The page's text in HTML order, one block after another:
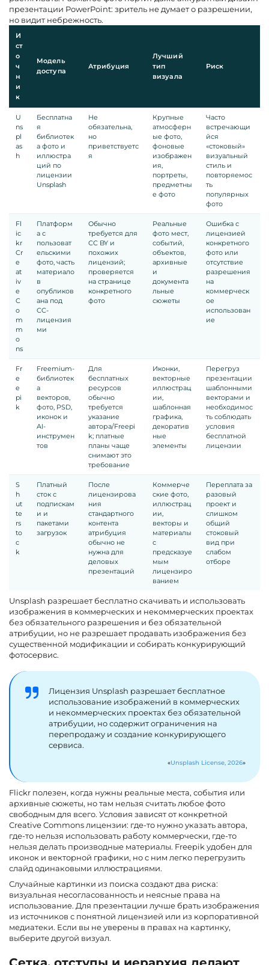
презентации PowerPoint: зритель не думает о разрешении,
но видит небрежность.
И
ст
о
ч
н
и
к
Модель
доступа
Атрибуция
Лучший
тип
визуала
Риск
U
ns
pl
as
h
Бесплатна
я
библиотек
а фото и
иллюстра
ций по
лицензии
Unsplash
Не
обязательна,
но
приветствуетс
я
Крупные
атмосферн
ые фото,
фоновые
изображен
ия,
портреты,
предметны
е фото
Часто
встречающи
йся
«стоковый»
визуальный
стиль и
повторяемос
ть
популярных
фото
Fl
ic
kr
Cr
e
at
iv
e
C
o
m
m
o
ns
Платформ
а с
пользоват
ельскими
фото, часть
материало
в
опубликов
ана под
CC-
лицензия
ми
Обычно
требуется для
CC BY и
похожих
лицензий;
проверяется
на странице
конкретного
фото
Реальные
фото мест,
событий,
объектов,
архивные
и
документа
льные
сюжеты
Ошибка с
лицензией
конкретного
фото или
отсутствие
разрешения
на
коммерческ
ое
использован
ие
Fr
e
e
pi
k
Freemium-
библиотек
а
векторов,
фото, PSD,
иконок и
AI-
инструмен
тов
Для
бесплатных
ресурсов
обычно
требуется
указание
автора/Freepi
k; платные
планы чаще
снимают это
требование
Иконки,
векторные
иллюстрац
ии,
шаблонная
графика,
декоратив
ные
элементы
Перегруз
презентации
шаблонными
векторами и
необходимос
ть соблюдать
условия
бесплатной
лицензии
S
h
ut
te
rs
to
c
k
Платный
сток с
подпискам
и и
пакетами
загрузок
После
лицензирова
ния
стандартного
контента
атрибуция
обычно не
нужна для
деловых
презентаций
Коммерче
ские фото,
иллюстрац
ии,
векторы и
материалы
с
предсказуе
мым
лицензиро
ванием
Переплата за
разовый
проект и
слишком
общий
стоковый
вид при
слабом
отборе
Unsplash разрешает бесплатно скачивать и использовать
изображения в коммерческих и некоммерческих проектах
без обязательного разрешения и без обязательной
атрибуции, но не разрешает продавать изображения без
существенной модификации и собирать конкурирующий
фотосервис.
Лицензия Unsplash разрешает бесплатное
использование изображений в коммерческих
и некоммерческих проектах без обязательной
атрибуции, но содержит ограничения на
перепродажу и создание конкурирующего
сервиса.
Unsplash License, 2026
Flickr полезен, когда нужны реальные места, события или
архивные сюжеты, но там нельзя считать любое фото
свободным для всего. Условия зависят от конкретной
Creative Commons лицензии: где-то нужно указать автора,
где-то нельзя использовать работу коммерчески, где-то
нельзя делать производные материалы. Freepik удобен для
иконок и векторной графики, но с ним легко перегрузить
слайд одинаковыми иллюстрациями.
Случайные картинки из поиска создают два риска:
визуальная несогласованность и неясные права на
использование. Для презентации лучше брать изображения
из источников с понятной лицензией или из корпоративной
медиатеки. Если вы не уверены в правах на картинку,
выберите другой визуал.